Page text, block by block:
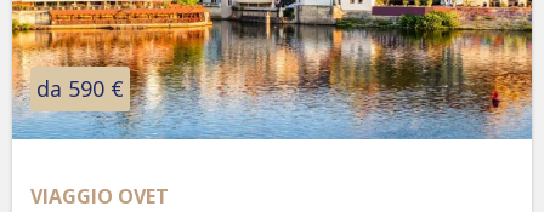
da 590 €
VIAGGIO OVET